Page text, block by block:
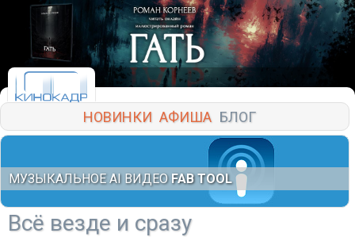
НОВИНКИ АФИША БЛОГ
МУЗЫКАЛЬНОЕ AI ВИДЕО FAB TOOL
Всё везде и сразу